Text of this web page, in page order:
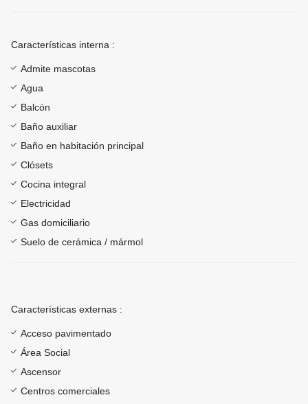
Características interna :
Admite mascotas
Agua
Balcón
Baño auxiliar
Baño en habitación principal
Clósets
Cocina integral
Electricidad
Gas domiciliario
Suelo de cerámica / mármol
Características externas :
Acceso pavimentado
Área Social
Ascensor
Centros comerciales